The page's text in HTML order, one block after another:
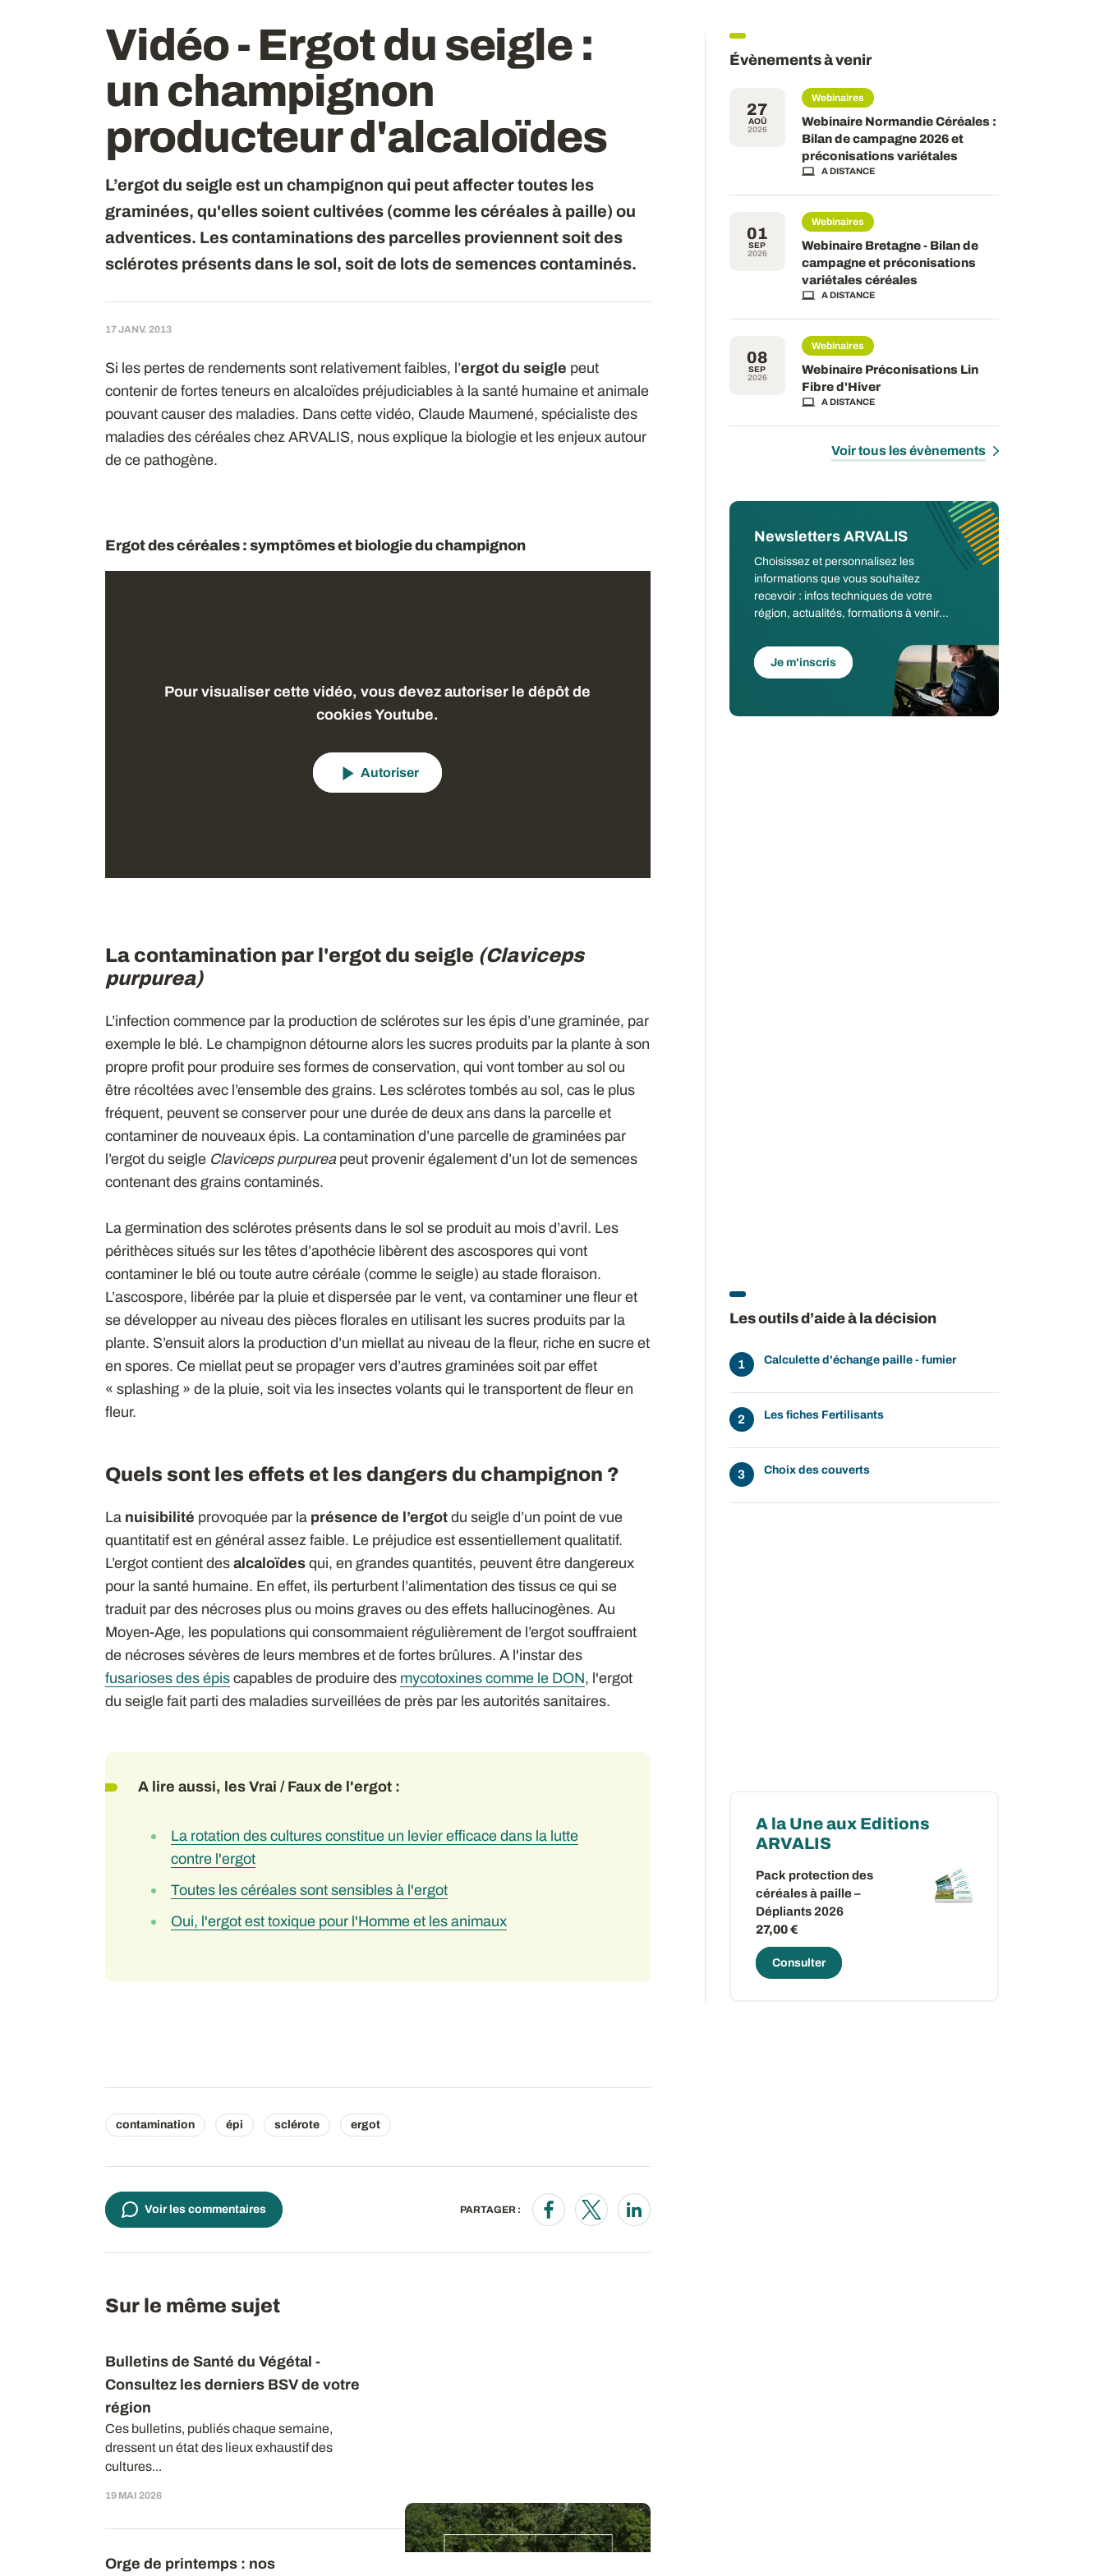
Vidéo - Ergot du seigle :
un champignon
producteur d'alcaloïdes
L’ergot du seigle est un champignon qui peut affecter toutes les
graminées, qu'elles soient cultivées (comme les céréales à paille) ou
adventices. Les contaminations des parcelles proviennent soit des
sclérotes présents dans le sol, soit de lots de semences contaminés.
17 JANV. 2013
Si les pertes de rendements sont relativement faibles, l’ergot du seigle peut
contenir de fortes teneurs en alcaloïdes préjudiciables à la santé humaine et animale
pouvant causer des maladies. Dans cette vidéo, Claude Maumené, spécialiste des
maladies des céréales chez ARVALIS, nous explique la biologie et les enjeux autour
de ce pathogène.
Ergot des céréales : symptômes et biologie du champignon
Pour visualiser cette vidéo, vous devez autoriser le dépôt de
cookies Youtube.
Autoriser
La contamination par l'ergot du seigle (Claviceps
purpurea)
L’infection commence par la production de sclérotes sur les épis d’une graminée, par
exemple le blé. Le champignon détourne alors les sucres produits par la plante à son
propre profit pour produire ses formes de conservation, qui vont tomber au sol ou
être récoltées avec l’ensemble des grains. Les sclérotes tombés au sol, cas le plus
fréquent, peuvent se conserver pour une durée de deux ans dans la parcelle et
contaminer de nouveaux épis. La contamination d’une parcelle de graminées par
l’ergot du seigle Claviceps purpurea peut provenir également d’un lot de semences
contenant des grains contaminés.
La germination des sclérotes présents dans le sol se produit au mois d’avril. Les
périthèces situés sur les têtes d’apothécie libèrent des ascospores qui vont
contaminer le blé ou toute autre céréale (comme le seigle) au stade floraison.
L’ascospore, libérée par la pluie et dispersée par le vent, va contaminer une fleur et
se développer au niveau des pièces florales en utilisant les sucres produits par la
plante. S’ensuit alors la production d’un miellat au niveau de la fleur, riche en sucre et
en spores. Ce miellat peut se propager vers d’autres graminées soit par effet
« splashing » de la pluie, soit via les insectes volants qui le transportent de fleur en
fleur.
Quels sont les effets et les dangers du champignon ?
La nuisibilité provoquée par la présence de l’ergotdu seigle d’un point de vue
quantitatif est en général assez faible. Le préjudice est essentiellement qualitatif.
L’ergot contient des alcaloïdes qui, en grandes quantités, peuvent être dangereux
pour la santé humaine. En effet, ils perturbent l’alimentation des tissus ce qui se
traduit par des nécroses plus ou moins graves ou des effets hallucinogènes. Au
Moyen-Age, les populations qui consommaient régulièrement de l’ergot souffraient
de nécroses sévères de leurs membres et de fortes brûlures. A l'instar des
fusarioses des épiscapables de produire des mycotoxines comme le DON, l'ergot
du seigle fait parti des maladies surveillées de près par les autorités sanitaires.
A lire aussi, les Vrai / Faux de l'ergot :
La rotation des cultures constitue un levier efficace dans la lutte
contre l'ergot
Toutes les céréales sont sensibles à l'ergot
Oui, l'ergot est toxique pour l'Homme et les animaux
contamination épi sclérote ergot
Voir les commentaires PARTAGER :
Opens in a new window
Opens in a new window
Opens in a new window
Sur le même sujet
Bulletins de Santé du Végétal -
Consultez les derniers BSV de votre
région
Ces bulletins, publiés chaque semaine,
dressent un état des lieux exhaustif des
cultures...
19 MAI 2026
Orge de printemps : nos
Évènements à venir
27
AOÛ
2026
Webinaires
Webinaire Normandie Céréales :
Bilan de campagne 2026 et
préconisations variétales
A DISTANCE
01
SEP
2026
Webinaires
Webinaire Bretagne - Bilan de
campagne et préconisations
variétales céréales
A DISTANCE
08
SEP
2026
Webinaires
Webinaire Préconisations Lin
Fibre d'Hiver
A DISTANCE
Voir tous les évènements
Newsletters ARVALIS
Choisissez et personnalisez les
informations que vous souhaitez
recevoir : infos techniques de votre
région, actualités, formations à venir...
Je m'inscris
Les outils d’aide à la décision
Calculette d'échange paille - fumier
Les fiches Fertilisants
Choix des couverts
A la Une aux Editions
ARVALIS
Pack protection des
céréales à paille –
Dépliants 2026
27,00 €
Consulter